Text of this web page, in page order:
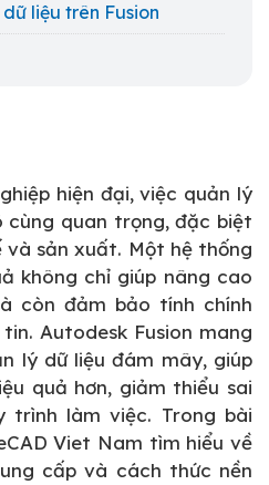
liệu trên Fusion
hiện đại, việc quản lý
quan trọng, đặc biệt
sản xuất. Một hệ thống
không chỉ giúp nâng cao
còn đảm bảo tính chính
Autodesk Fusion mang
lý dữ liệu đám mây, giúp
quả hơn, giảm thiểu sai
làm việc. Trong bài
Viet Nam tìm hiểu về
cấp và cách thức nền